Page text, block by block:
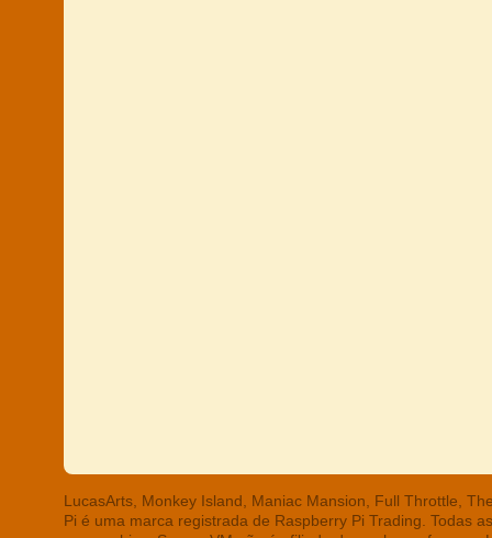
LucasArts, Monkey Island, Maniac Mansion, Full Throttle,
Pi é uma marca registrada de Raspberry Pi Trading. Todas